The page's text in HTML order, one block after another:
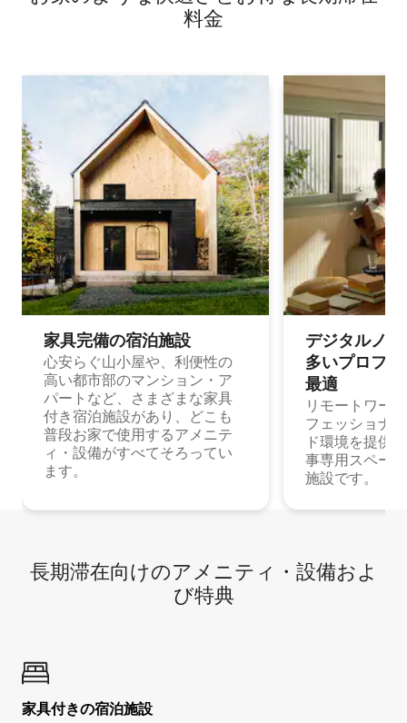
料⁠金
家具完備の宿⁠泊⁠施⁠設
心安らぐ山小屋や、利便性の
高い都市部のマンション・ア
パートなど、さまざまな家具
付き宿泊施設があり、どこも
普段お家で使用するアメニテ
ィ・設備がすべてそろってい
ます。
デジタルノ
多⁠いプ⁠ロ⁠フ⁠
最⁠適
リモートワー
フェッショナ
ド環境を提供
事専用スペー
施設です。
長期滞在向け⁠のア⁠メ⁠ニ⁠テ⁠ィ⁠・設⁠備⁠およ
び特⁠典
家具付き⁠の宿⁠泊⁠施⁠設